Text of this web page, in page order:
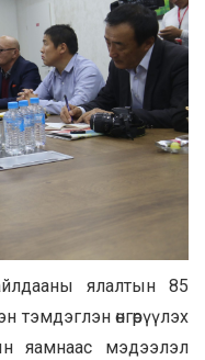
ялалтын 85
тэмдэглэн өнгөрүүлэх
яамнаас мэдээлэл